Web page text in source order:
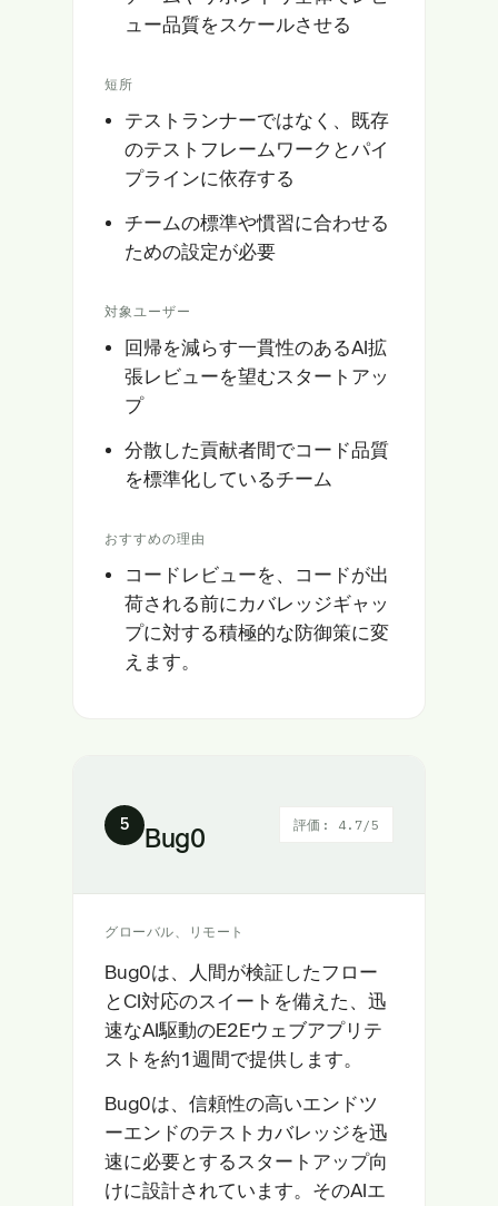
ュー品質をスケールさせる
短所
テストランナーではなく、既存
のテストフレームワークとパイ
プラインに依存する
チームの標準や慣習に合わせる
ための設定が必要
対象ユーザー
回帰を減らす一貫性のあるAI拡
張レビューを望むスタートアッ
プ
分散した貢献者間でコード品質
を標準化しているチーム
おすすめの理由
コードレビューを、コードが出
荷される前にカバレッジギャッ
プに対する積極的な防御策に変
えます。
5 Bug0 評価: 4.7/5
グローバル、リモート
Bug0は、人間が検証したフロー
とCI対応のスイートを備えた、迅
速なAI駆動のE2Eウェブアプリテ
ストを約1週間で提供します。
Bug0は、信頼性の高いエンドツ
ーエンドのテストカバレッジを迅
速に必要とするスタートアップ向
けに設計されています。そのAIエ